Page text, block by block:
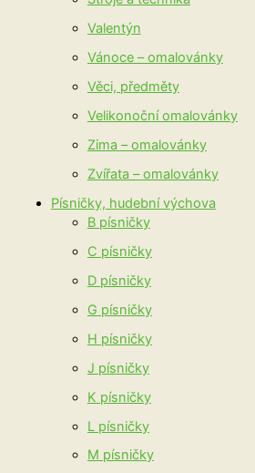
Valentýn
Vánoce – omalovánky
Věci, předměty
Velikonoční omalovánky
Zima – omalovánky
Zvířata – omalovánky
Písničky, hudební výchova
B písničky
C písničky
D písničky
G písničky
H písničky
J písničky
K písničky
L písničky
M písničky